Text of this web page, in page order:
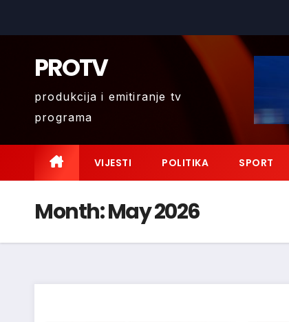
PROTV
produkcija i emitiranje tv
programa
VIJESTI POLITIKA SPORT
Month:May 2026